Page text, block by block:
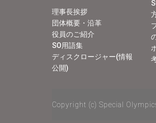
理事長挨拶
団体概要・沿革
役員のご紹介
SO用語集
ディスクロージャー(情報
公開)
Copyright (c) Special